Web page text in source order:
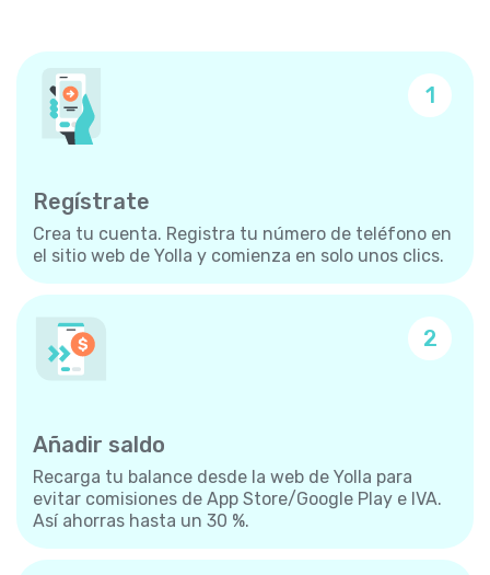
1
Regístrate
Crea tu cuenta. Registra tu número de teléfono en
el sitio web de Yolla y comienza en solo unos clics.
2
Añadir saldo
Recarga tu balance desde la web de Yolla para
evitar comisiones de App Store/Google Play e IVA.
Así ahorras hasta un 30 %.